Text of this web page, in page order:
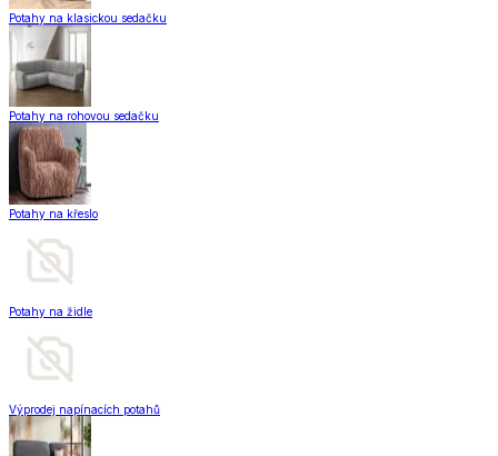
Potahy na klasickou sedačku
Potahy na rohovou sedačku
Potahy na křeslo
Potahy na židle
Výprodej napínacích potahů